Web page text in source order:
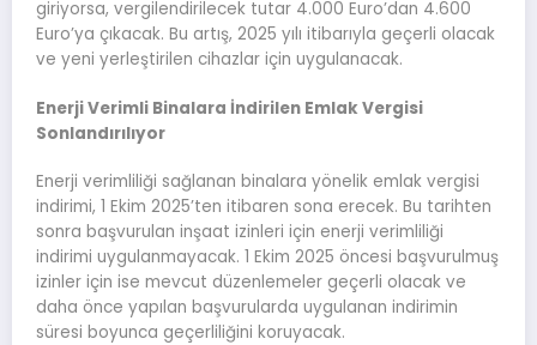
giriyorsa, vergilendirilecek tutar 4.000 Euro’dan 4.600
Euro’ya çıkacak. Bu artış, 2025 yılı itibarıyla geçerli olacak
ve yeni yerleştirilen cihazlar için uygulanacak.
Enerji Verimli Binalara İndirilen Emlak Vergisi
Sonlandırılıyor
Enerji verimliliği sağlanan binalara yönelik emlak vergisi
indirimi, 1 Ekim 2025’ten itibaren sona erecek. Bu tarihten
sonra başvurulan inşaat izinleri için enerji verimliliği
indirimi uygulanmayacak. 1 Ekim 2025 öncesi başvurulmuş
izinler için ise mevcut düzenlemeler geçerli olacak ve
daha önce yapılan başvurularda uygulanan indirimin
süresi boyunca geçerliliğini koruyacak.